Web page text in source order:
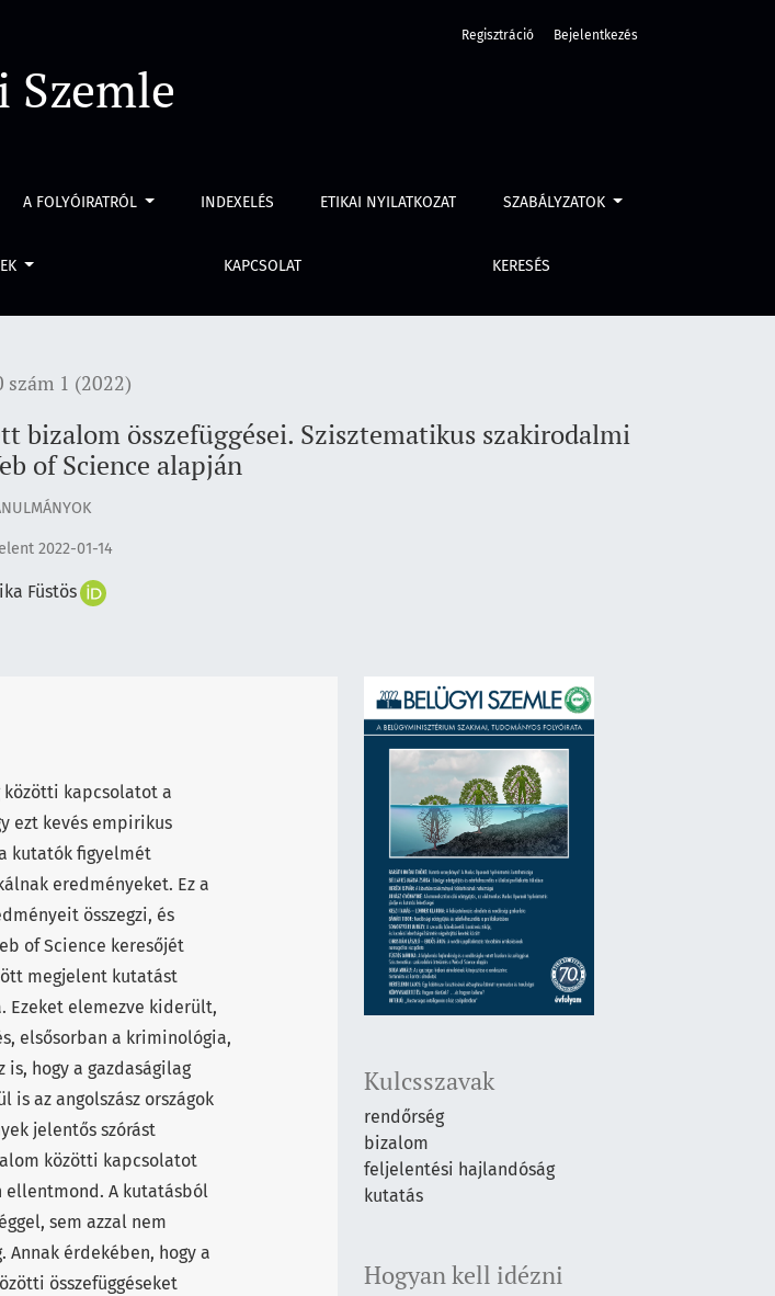
Szisztematikus szakirodalmi áttekintés a Web of Science alapján
Szemle
A FOLYÓIRATRÓL INDEXELÉS ETIKAI NYILATKOZAT SZABÁLYZATOK
KAPCSOLAT KERESÉS
Regisztráció Bejelentkezés
szám 1 (2022)
bizalom összefüggései. Szisztematikus szakirodalmi
of Science alapján
2022-01-14
Füstös
Kulcsszavak
rendőrség
bizalom
feljelentési hajlandóság
kutatás
Hogyan kell idézni
kapcsolatot a
ezt kevés empirikus
kutatók figyelmét
eredményeket. Ez a
összegzi, és
of Science keresőjét
megjelent kutatást
Ezeket elemezve kiderült,
elsősorban a kriminológia,
hogy a gazdaságilag
az angolszász országok
jelentős szórást
közötti kapcsolatot
ellentmond. A kutatásból
sem azzal nem
Annak érdekében, hogy a
összefüggéseket